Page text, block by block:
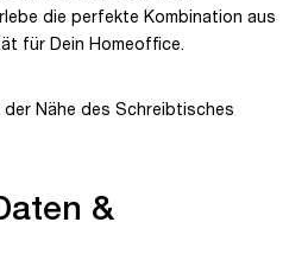
die perfekte Kombination aus
für Dein Homeoffice.
Nähe des Schreibtisches
&